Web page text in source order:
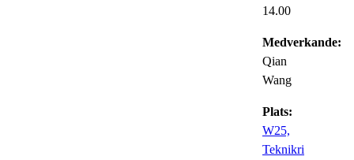
14.00
Medverkande:
Qian
Wang
Plats:
W25,
Teknikri